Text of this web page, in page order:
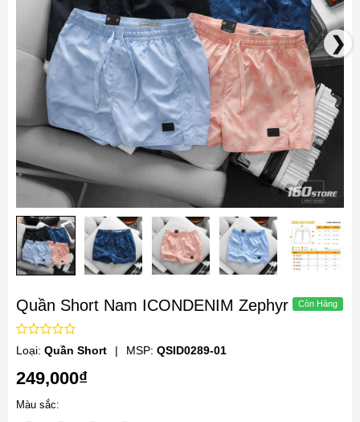
Quần Short Nam ICONDENIM Zephyr
Loại: Quần Short | MSP: QSID0289-01
249,000₫
Màu sắc: